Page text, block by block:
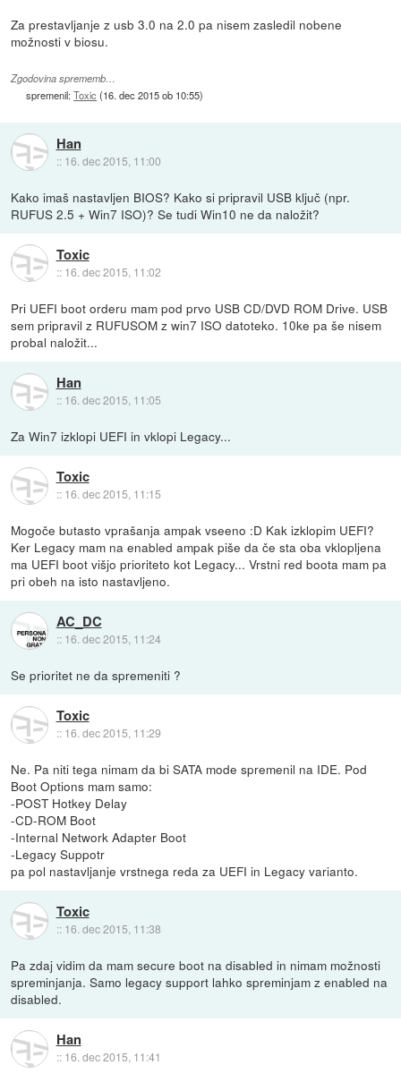
Za prestavljanje z usb 3.0 na 2.0 pa nisem zasledil nobene
možnosti v biosu.
Zgodovina sprememb…
spremenil:Toxic (16. dec 2015 ob 10:55)
Han
:: 16. dec 2015, 11:00
Kako imaš nastavljen BIOS? Kako si pripravil USB ključ (npr.
RUFUS 2.5 + Win7 ISO)? Se tudi Win10 ne da naložit?
Toxic
:: 16. dec 2015, 11:02
Pri UEFI boot orderu mam pod prvo USB CD/DVD ROM Drive. USB
sem pripravil z RUFUSOM z win7 ISO datoteko. 10ke pa še nisem
probal naložit...
Han
:: 16. dec 2015, 11:05
Za Win7 izklopi UEFI in vklopi Legacy...
Toxic
:: 16. dec 2015, 11:15
Mogoče butasto vprašanja ampak vseeno :D Kak izklopim UEFI?
Ker Legacy mam na enabled ampak piše da če sta oba vklopljena
ma UEFI boot višjo prioriteto kot Legacy... Vrstni red boota mam pa
pri obeh na isto nastavljeno.
AC_DC
:: 16. dec 2015, 11:24
Se prioritet ne da spremeniti ?
Toxic
:: 16. dec 2015, 11:29
Ne. Pa niti tega nimam da bi SATA mode spremenil na IDE. Pod
Boot Options mam samo:
-POST Hotkey Delay
-CD-ROM Boot
-Internal Network Adapter Boot
-Legacy Suppotr
pa pol nastavljanje vrstnega reda za UEFI in Legacy varianto.
Toxic
:: 16. dec 2015, 11:38
Pa zdaj vidim da mam secure boot na disabled in nimam možnosti
spreminjanja. Samo legacy support lahko spreminjam z enabled na
disabled.
Han
:: 16. dec 2015, 11:41